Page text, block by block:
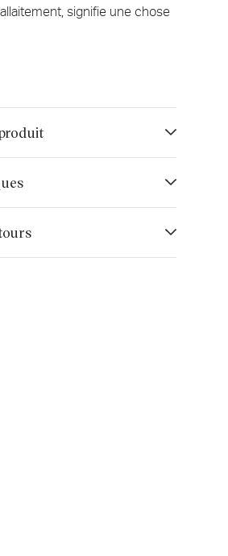
signifie une chose